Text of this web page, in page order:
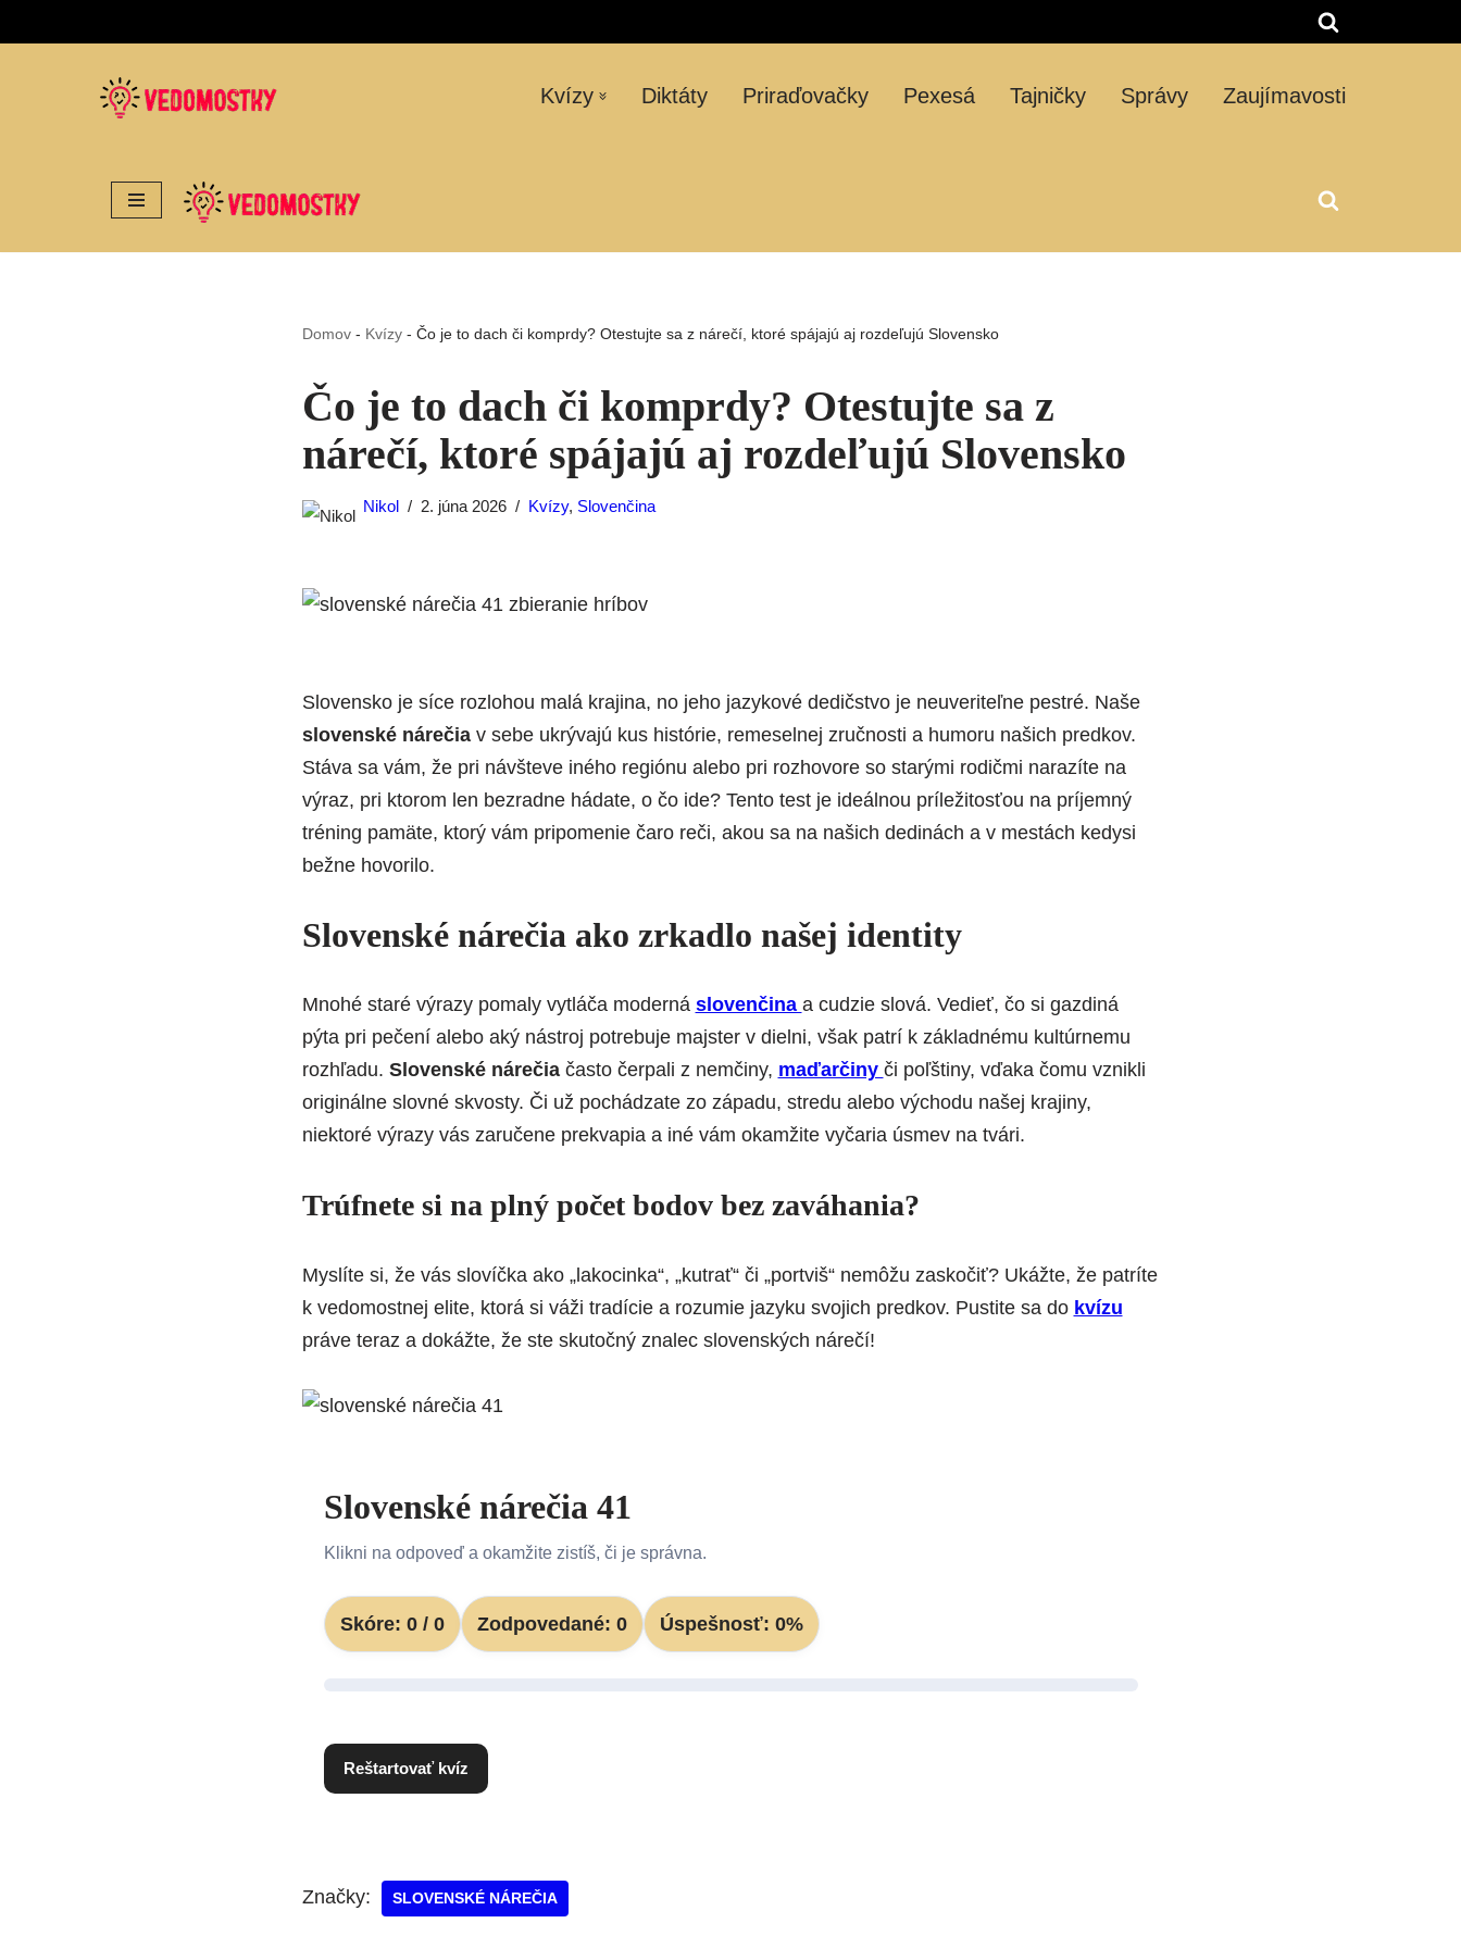
Kvízy Diktáty Priraďovačky Pexesá Tajničky Správy Zaujímavosti
Domov- Kvízy- Čo je to dach či komprdy? Otestujte sa z nárečí, ktoré spájajú aj rozdeľujú Slovensko
Čo je to dach či komprdy? Otestujte sa z
nárečí, ktoré spájajú aj rozdeľujú Slovensko
Nikol 2. júna 2026 Kvízy, Slovenčina
Slovensko je síce rozlohou malá krajina, no jeho jazykové dedičstvo je neuveriteľne pestré. Naše
slovenské nárečiav sebe ukrývajú kus histórie, remeselnej zručnosti a humoru našich predkov.
Stáva sa vám, že pri návšteve iného regiónu alebo pri rozhovore so starými rodičmi narazíte na
výraz, pri ktorom len bezradne hádate, o čo ide? Tento test je ideálnou príležitosťou na príjemný
tréning pamäte, ktorý vám pripomenie čaro reči, akou sa na našich dedinách a v mestách kedysi
bežne hovorilo.
Slovenské nárečia ako zrkadlo našej identity
Mnohé staré výrazy pomaly vytláča moderná slovenčina a cudzie slová. Vedieť, čo si gazdiná
pýta pri pečení alebo aký nástroj potrebuje majster v dielni, však patrí k základnému kultúrnemu
rozhľadu. Slovenské nárečiačasto čerpali z nemčiny, maďarčiny či poľštiny, vďaka čomu vznikli
originálne slovné skvosty. Či už pochádzate zo západu, stredu alebo východu našej krajiny,
niektoré výrazy vás zaručene prekvapia a iné vám okamžite vyčaria úsmev na tvári.
Trúfnete si na plný počet bodov bez zaváhania?
Myslíte si, že vás slovíčka ako „lakocinka“, „kutrať“ či „portviš“ nemôžu zaskočiť? Ukážte, že patríte
k vedomostnej elite, ktorá si váži tradície a rozumie jazyku svojich predkov. Pustite sa do kvízu
práve teraz a dokážte, že ste skutočný znalec slovenských nárečí!
Slovenské nárečia 41
Klikni na odpoveď a okamžite zistíš, či je správna.
Skóre: 0/ 0 Zodpovedané: 0 Úspešnosť: 0%
Reštartovať kvíz
Značky: SLOVENSKÉ NÁREČIA